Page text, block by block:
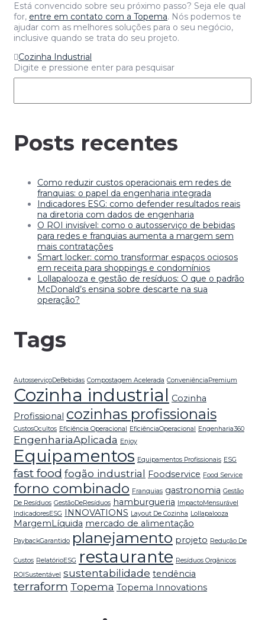
Está convencido sobre seu próximo passo? Seja ele qual
for, entre em contato com a Topema. Nós podemos te
ajudar com as melhores soluções para o seu negócio,
inclusive quando se trata do seu projeto.
Cozinha Industrial
Digite e pressione enter para pesquisar
Posts recentes
Como reduzir custos operacionais em redes de
franquias: o papel da engenharia integrada
Indicadores ESG: como defender resultados reais
na diretoria com dados de engenharia
O ROI invisível: como o autosserviço de bebidas
para redes e franquias aumenta a margem sem
mais contratações
Smart locker: como transformar espaços ociosos
em receita para shoppings e condomínios
Lollapalooza e gestão de resíduos: O que o padrão
McDonald’s ensina sobre descarte na sua
operação?
Tags
AutosserviçoDeBebidas Compostagem Acelerada ConveniênciaPremium
Cozinha industrial Cozinha
Profissional cozinhas profissionais
CustosOcultos Eficiência Operacional EficiênciaOperacional Engenharia360
EngenhariaAplicada Enjoy
Equipamentos Equipamentos Profissionais ESG
fast food fogão industrial Foodservice Food Service
forno combinado Franquias gastronomia Gestão
De Resíduos GestãoDeResíduos hamburgueria
ImpactoMensurável
IndicadoresESG
INNOVATIONS Layout De Cozinha Lollapalooza
MargemLíquida mercado de alimentação
PaybackGarantido planejamento projeto Redução De
Custos RelatórioESG restaurante Resíduos Orgânicos
ROISustentável sustentabilidade tendência
terraform Topema Topema Innovations